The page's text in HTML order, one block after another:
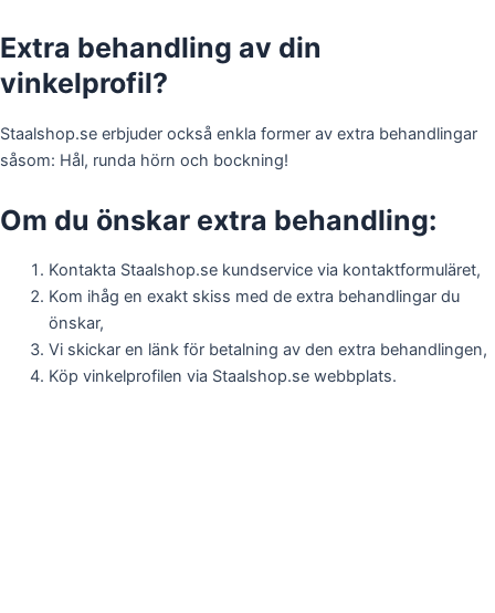
Extra behandling av din
vinkelprofil?
Staalshop.se erbjuder också enkla former av extra behandlingar
såsom: Hål, runda hörn och bockning!
Om du önskar extra behandling:
Kontakta Staalshop.se kundservice via kontaktformuläret,
Kom ihåg en exakt skiss med de extra behandlingar du
önskar,
Vi skickar en länk för betalning av den extra behandlingen,
Köp vinkelprofilen via Staalshop.se webbplats.